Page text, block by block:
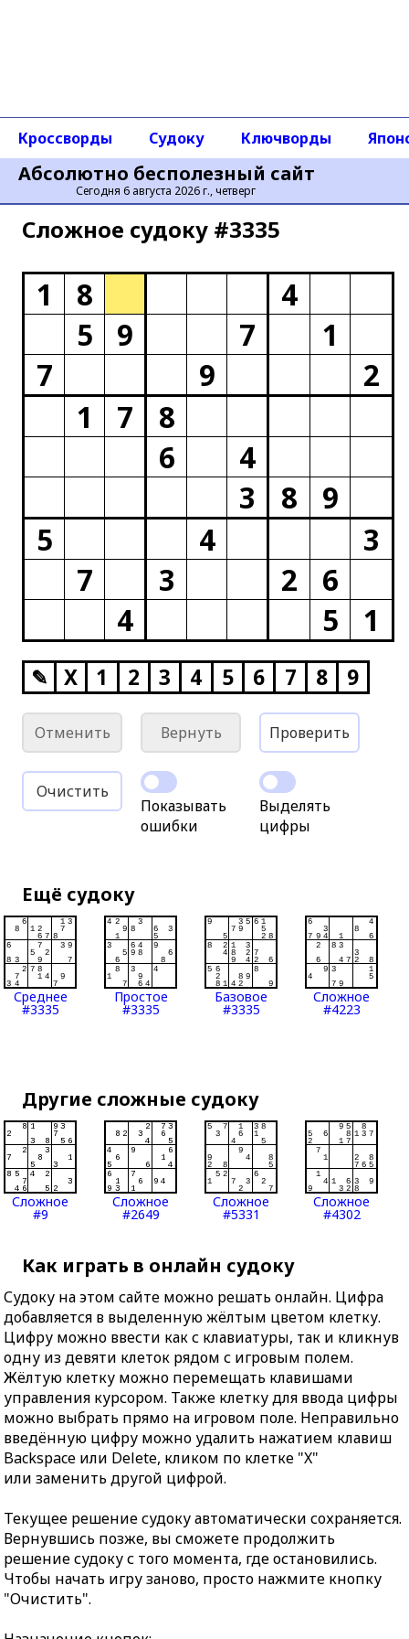
Абсолютно бесполезный сайт
Сегодня 6 августа 2026 г., четверг
Кроссворды Судоку Ключворды
Сложное cудоку #3335
1 8
4
5
9 7
1
7
9
2
1
7
8
6
4
3
8
9
5
4
3
7
3 2
6
4
5 1
✎ X 1 2 3 4 5 6 7 8 9
Отменить Вернуть Проверить
Очистить
Показывать
ошибки
Выделять
цифры
Ещё судоку
Среднее
#3335
Простое
#3335
Базовое
#3335
Сложное
#4223
Другие сложные судоку
Сложное
#9
Сложное
#2649
Сложное
#5331
Сложное
#4302
Как играть в онлайн судоку
Судоку на этом сайте можно решать онлайн. Цифра
добавляется в выделенную жёлтым цветом клетку.
Цифру можно ввести как с клавиатуры, так и кликнув
одну из девяти клеток рядом с игровым полем.
Жёлтую клетку можно перемещать клавишами
управления курсором. Также клетку для ввода цифры
можно выбрать прямо на игровом поле. Неправильно
введённую цифру можно удалить нажатием клавиш
Backspace или Delete, кликом по клетке "X"
или заменить другой цифрой.
Текущее решение судоку автоматически сохраняется.
Вернувшись позже, вы сможете продолжить
решение судоку с того момента, где остановились.
Чтобы начать игру заново, просто нажмите кнопку
"Очистить".